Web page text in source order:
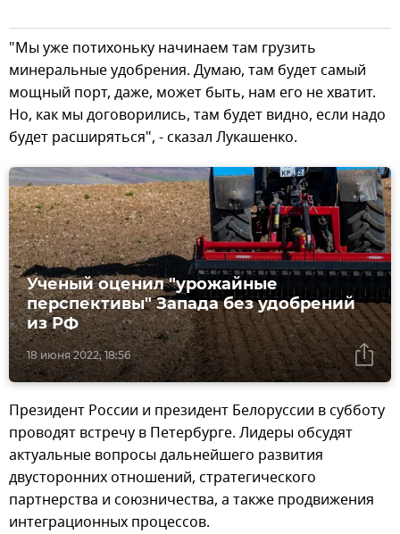
"Мы уже потихоньку начинаем там грузить
минеральные удобрения. Думаю, там будет самый
мощный порт, даже, может быть, нам его не хватит.
Но, как мы договорились, там будет видно, если надо
будет расширяться", - сказал Лукашенко.
18 июня 2022, 18:56
Ученый оценил "урожайные
перспективы" Запада без удобрений
из РФ
Президент России и президент Белоруссии в субботу
проводят встречу в Петербурге. Лидеры обсудят
актуальные вопросы дальнейшего развития
двусторонних отношений, стратегического
партнерства и союзничества, а также продвижения
интеграционных процессов.